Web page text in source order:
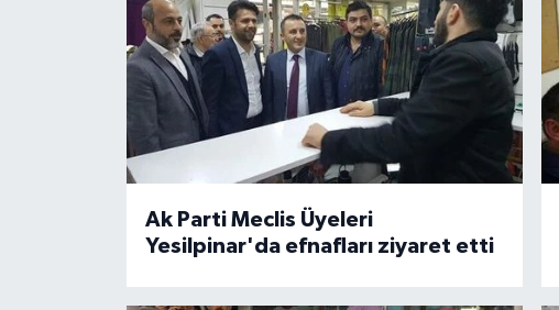
Ak Parti Meclis Üyeleri
Yesilpinar'da efnafları ziyaret etti